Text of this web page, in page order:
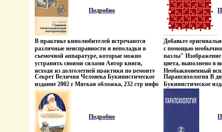
Подробно
В практике кинолюбителей встречаются
различные неисправности и неполадки в
съемочной аппаратуре, которые можно
устранить своими силами Автор книги,
исходя из долголетней практики по ремонту
киносъемочной аппабьгжфратуры, делится
своим опытом и дает рекомендации по
исправлению того или иного повреждения
Подробно рассматриваются: устройство
механизмов, взаимодействие узлов и способы
устранения отдельных неисправностей в
киносъемочной аппаратуре При изложении
технологии ремонта вйоъфза основу взяты те
Секрет Величия Человека Букинистическое
издание 2002 г Мягкая обложка, 232 стр инфо
9467u.
Подробно
новейшие
полученные
иностранными
написано
задачи
приведены примеры
Пособие
медицинской
медицинских
может быть
биологических
врачами и всеми
вопросами общей и
Авторы (показать
Валерий
Добавьте
с помощью
пазлы" Изображение
цвета, выполнено в
Необыкновенный
дизайнерсбьвшском
утонченную и
комнаты, но и даже
материала, который
легко моется и
Парапсихология В
Букинистическое
1992 г Мягкая